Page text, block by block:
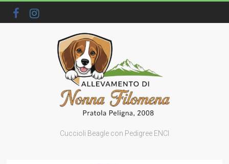
Cuccioli Beagle con Pedigree ENCI